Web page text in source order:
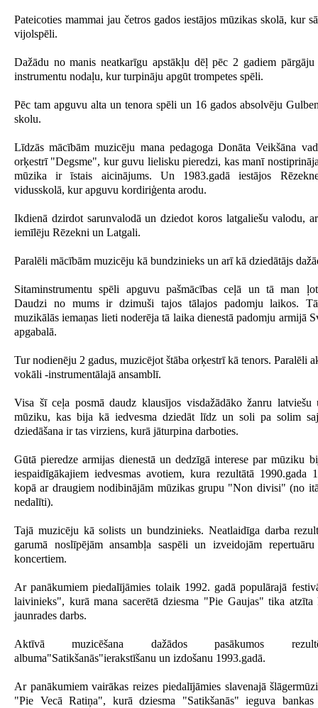
Pateicoties mammai jau četros gados iestājos mūzikas skolā, kur
vijolspēli.
Dažādu no manis neatkarīgu apstākļu dēļ pēc 2 gadiem pārgāju
instrumentu nodaļu, kur turpināju apgūt trompetes spēli.
Pēc tam apguvu alta un tenora spēli un 16 gados absolvēju
skolu.
Līdzās mācībām muzicēju mana pedagoga Donāta Veikšāna
orķestrī "Degsme", kur guvu lielisku pieredzi, kas manī
mūzika ir īstais aicinājums. Un 1983.gadā iestājos
vidusskolā, kur apguvu kordiriģenta arodu.
Ikdienā dzirdot sarunvalodā un dziedot koros latgaliešu valodu,
iemīlēju Rēzekni un Latgali.
Paralēli mācībām muzicēju kā bundzinieks un arī kā dziedātājs
Sitaminstrumentu spēli apguvu pašmācības ceļā un tā man
Daudzi no mums ir dzimuši tajos tālajos padomju laikos.
muzikālās iemaņas lieti noderēja tā laika dienestā padomju armijā
apgabalā.
Tur nodienēju 2 gadus, muzicējot štāba orķestrī kā tenors. Paralēli
vokāli -instrumentālajā ansamblī.
Visa šī ceļa posmā daudz klausījos visdažādāko žanru latviešu
mūziku, kas bija kā iedvesma dziedāt līdz un soli pa solim
dziedāšana ir tas virziens, kurā jāturpina darboties.
Gūtā pieredze armijas dienestā un dedzīgā interese par mūziku
iespaidīgākajiem iedvesmas avotiem, kura rezultātā 1990.gada
kopā ar draugiem nodibinājām mūzikas grupu "Non divisi" (no
nedalīti).
Tajā muzicēju kā solists un bundzinieks. Neatlaidīga darba
garumā noslīpējām ansambļa saspēli un izveidojām
koncertiem.
Ar panākumiem piedalījāmies tolaik 1992. gadā populārajā
laivinieks", kurā mana sacerētā dziesma "Pie Gaujas" tika atzīta
jaunrades darbs.
Aktīvā muzicēšana dažādos pasākumos
albuma"Satikšanās"ierakstīšanu un izdošanu 1993.gadā.
Ar panākumiem vairākas reizes piedalījāmies slavenajā
"Pie Vecā Ratiņa", kurā dziesma "Satikšanās" ieguva